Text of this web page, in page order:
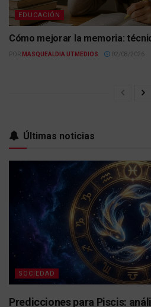
EDUCACIÓN
Cómo mejorar la memoria:
POR MASQUEALDIA UTMEDIOS 02/08/2026
Últimas noticias
SOCIEDAD
Predicciones para Piscis: